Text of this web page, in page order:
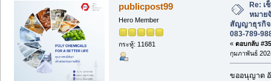
publicpost99
Hero Member
กระทู้: 11681
Re: เ
หมาย
สัญญาธุรกิจ
083-789-
« ตอบกลับ
กุมภาพันธ์
ขออนุญาต